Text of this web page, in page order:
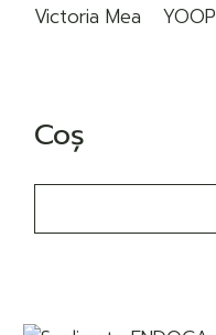
Victoria Mea
YOOP
Coș